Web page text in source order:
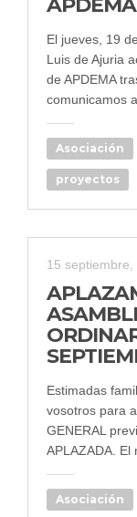
APDEMA
El jueves, 19
Luis de Ajuria
de APDEMA
comunicamos
Asociación
proyectos
15 septiembre,
Estimadas
vosotros para
GENERAL
APLAZADA.
Asociación